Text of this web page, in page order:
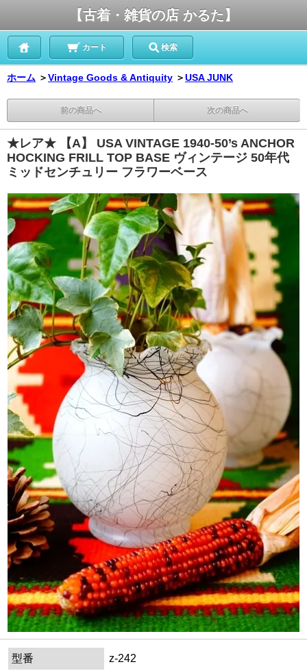
【古着・雑貨の店 かるた】
カート 検索
ホーム ＞Vintage Goods & Antiquity ＞USA JUNK
前の商品へ 次の商品へ
★レア★ 【A】 USA VINTAGE 1940-50’s ANCHOR
HOCKING FRILL TOP BASE ヴィンテージ 50年代
ミッドセンチュリー フラワーベース
型番
z-242